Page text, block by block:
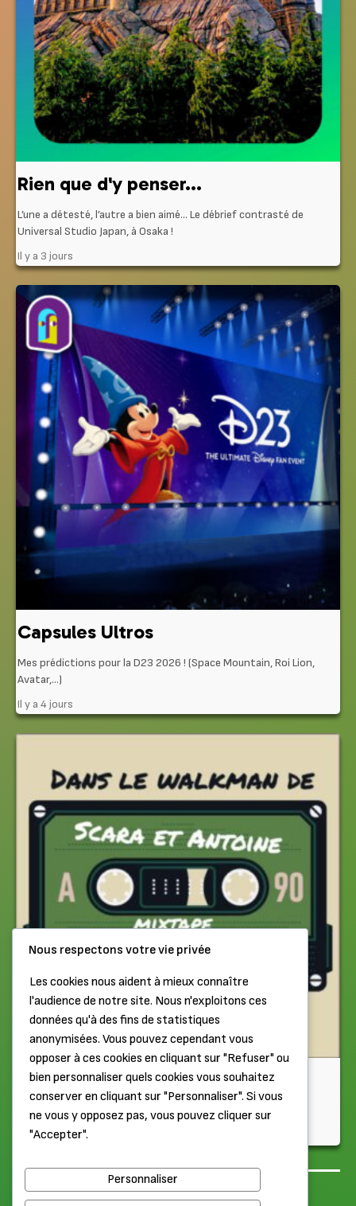
Rien que d'y penser...
L’une a détesté, l’autre a bien aimé… Le débrief contrasté de
Universal Studio Japan, à Osaka !
Il y a 3 jours
Capsules Ultros
Mes prédictions pour la D23 2026 ! (Space Mountain, Roi Lion,
Avatar,…)
Il y a 4 jours
Chiptune
Dans le Walkman de Scarabetty et Antoine (Partie 1)
Il y a 1 semaine
Haut de page Mentions légales
Nous respectons votre vie privée
Les cookies nous aident à mieux connaître
l'audience de notre site. Nous n'exploitons ces
données qu'à des fins de statistiques
anonymisées. Vous pouvez cependant vous
opposer à ces cookies en cliquant sur "Refuser" ou
bien personnaliser quels cookies vous souhaitez
conserver en cliquant sur "Personnaliser". Si vous
ne vous y opposez pas, vous pouvez cliquer sur
"Accepter".
Personnaliser